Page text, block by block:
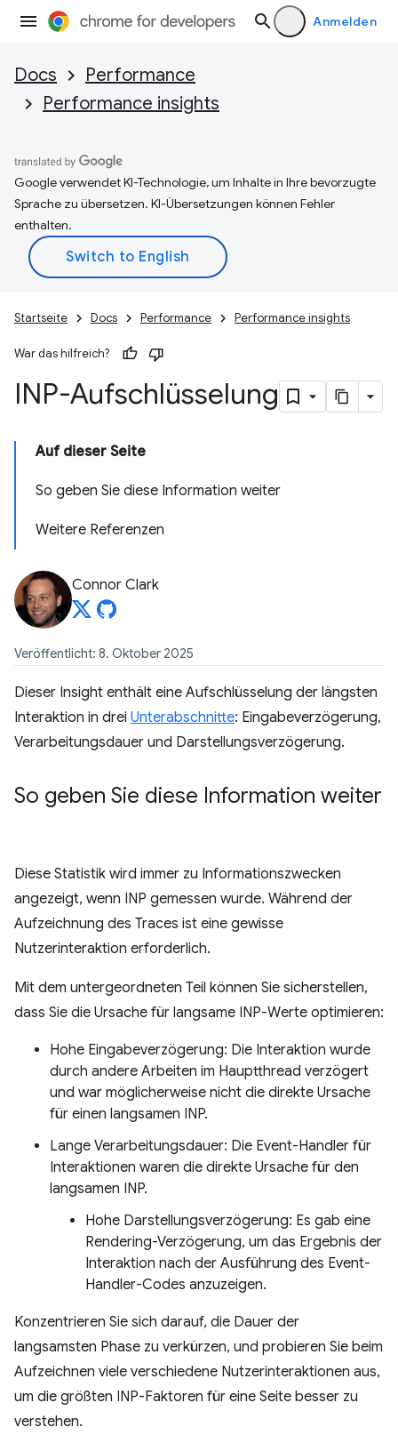
Anmelden
Docs
Performance
Performance insights
Google verwendet KI-Technologie, um Inhalte in Ihre bevorzugte
Sprache zu übersetzen. KI-Übersetzungen können Fehler
enthalten.
Startseite Docs Performance Performance insights
War das hilfreich?
INP-Aufschlüsselung
Auf dieser Seite
So geben Sie diese Information weiter
Weitere Referenzen
Connor Clark
Veröffentlicht: 8. Oktober 2025
Dieser Insight enthält eine Aufschlüsselung der längsten
Interaktion in drei Unterabschnitte: Eingabeverzögerung,
Verarbeitungsdauer und Darstellungsverzögerung.
So geben Sie diese Information weiter
Diese Statistik wird immer zu Informationszwecken
angezeigt, wenn INP gemessen wurde. Während der
Aufzeichnung des Traces ist eine gewisse
Nutzerinteraktion erforderlich.
Mit dem untergeordneten Teil können Sie sicherstellen,
dass Sie die Ursache für langsame INP-Werte optimieren:
Hohe Eingabeverzögerung: Die Interaktion wurde
durch andere Arbeiten im Hauptthread verzögert
und war möglicherweise nicht die direkte Ursache
für einen langsamen INP.
Lange Verarbeitungsdauer: Die Event-Handler für
Interaktionen waren die direkte Ursache für den
langsamen INP.
Hohe Darstellungsverzögerung: Es gab eine
Rendering-Verzögerung, um das Ergebnis der
Interaktion nach der Ausführung des Event-
Handler-Codes anzuzeigen.
Konzentrieren Sie sich darauf, die Dauer der
langsamsten Phase zu verkürzen, und probieren Sie beim
Aufzeichnen viele verschiedene Nutzerinteraktionen aus,
um die größten INP-Faktoren für eine Seite besser zu
verstehen.